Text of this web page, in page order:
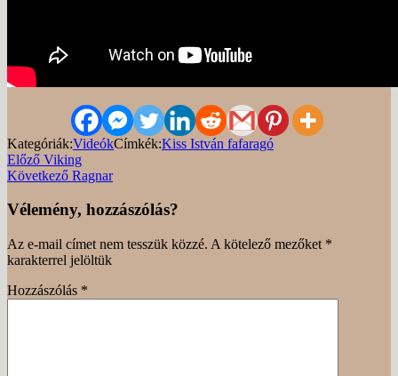
Kategóriák:VideókCímkék:Kiss István fafaragó
Bejegyzés
navigáció
Előző Előző
bejegyzés
Viking
Következő Következő
Ragnar
Vélemény, hozzászólás?
Az e-mail címet nem tesszük közzé. A kötelező mezőket *
karakterrel jelöltük
Hozzászólás *